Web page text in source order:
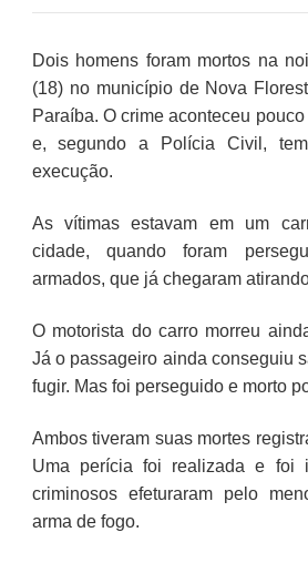
Dois homens foram mortos na
(18) no município de Nova
Paraíba. O crime aconteceu
e, segundo a Polícia Civil,
execução.
As vítimas estavam em um
cidade, quando foram
armados, que já chegaram
O motorista do carro morreu
Já o passageiro ainda conseguiu
fugir. Mas foi perseguido e morto
Ambos tiveram suas mortes
Uma perícia foi realizada e foi
criminosos efeturaram pelo
arma de fogo.